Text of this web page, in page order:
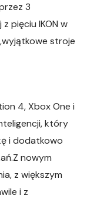
3
pięciu IKON w
stroje
4, Xbox One i
który
i dodatkowo
nowym
z większym
i z